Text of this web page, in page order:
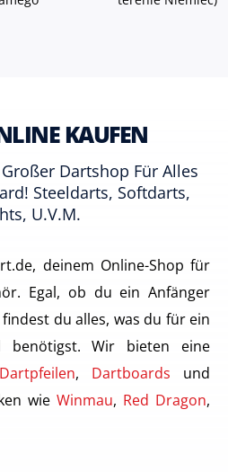
KAUFEN
Dartshop Für Alles
Steeldarts, Softdarts,
U.v.m.
deinem Online-Shop für
Egal, ob du ein Anfänger
du alles, was du für ein
benötigst. Wir bieten eine
Dartpfeilen, Dartboards und
wie Winmau, Red Dragon,